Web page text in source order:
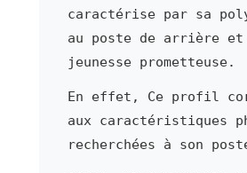
caractérise par sa
au poste de arrière et
jeunesse prometteuse.
En effet, Ce profil
aux caractéristiques
recherchées à son